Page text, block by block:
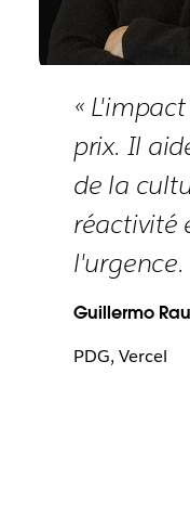
«
prix. Il
de la
réactivité
l'urgence.
Guillermo
PDG, Vercel